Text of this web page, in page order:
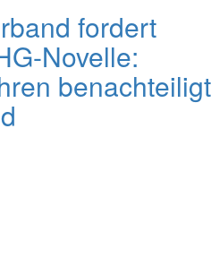
fordert
Novelle:
benachteiligt